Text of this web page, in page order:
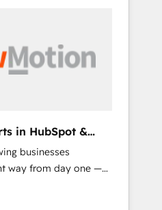
model, delivering
in the UK, USA,
employees.
in HubSpot &
businesses
way from day one —
increases.
and Salesforce, we